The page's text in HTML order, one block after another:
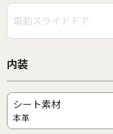
電動スライドドア
内装
シート素材
本革